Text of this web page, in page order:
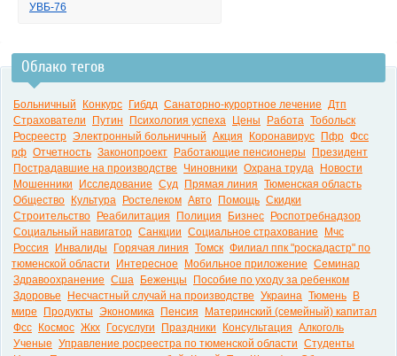
УВБ-76
Облако тегов
Больничный Конкурс Гибдд Санаторно-курортное лечение Дтп
Страхователи
Путин Психология успеха Цены Работа Тобольск
Росреестр Электронный больничный Акция Коронавирус Пфр Фсс
рф Отчетность Законопроект Работающие пенсионеры
Президент
Пострадавшие на производстве
Чиновники Охрана труда
Новости
Мошенники
Исследование Суд Прямая линия Тюменская область
Общество
Культура Ростелеком Авто Помощь Скидки
Строительство
Реабилитация Полиция Бизнес
Роспотребнадзор
Социальный навигатор Санкции Социальное страхование
Мчс
Россия
Инвалиды Горячая линия Томск Филиал ппк "роскадастр" по
тюменской области
Интересное Мобильное приложение Семинар
Здравоохранение Сша Беженцы
Пособие по уходу за ребенком
Здоровье
Несчастный случай на производстве Украина Тюмень
В
мире
Продукты Экономика Пенсия
Материнский (семейный) капитал
Фсс
Космос Жкх Госуслуги Праздники Консультация Алкоголь
Ученые Управление росреестра по тюменской области Студенты